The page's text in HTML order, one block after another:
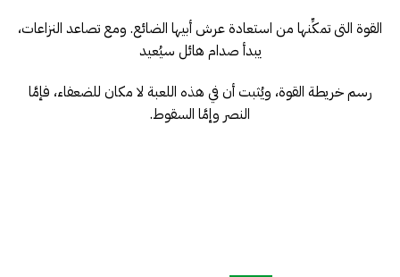
القوة التى تمكِّنها من استعادة عرش أبيها الضائع. ومع تصاعد النزاعات،
يبدأ صدام هائل سيُعيد
رسم خريطة القوة، ويُثبت أن في هذه اللعبة لا مكان للضعفاء، فإمَّا
النصر وإمَّا السقوط.